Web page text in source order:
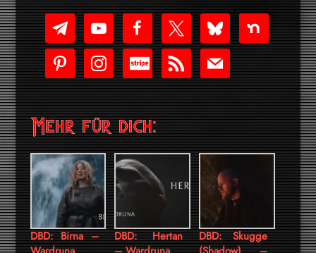
telegramyoutube-
play
facebookx bluesky nextdoor
pinterestinstagram
cc-
stripe
rss mail
Mehr für dich:
DBD: Birna –
DBD: Hertan
DBD: Skugge